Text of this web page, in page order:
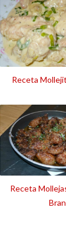
Receta
Receta